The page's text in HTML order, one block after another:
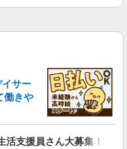
＜日払い有/週払い有/交
む)＞
サー
働きや
支援員さん大募集！